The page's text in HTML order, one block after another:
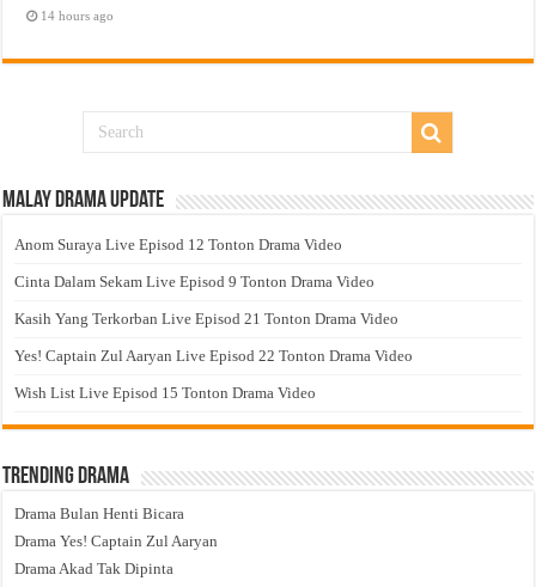
14 hours ago
Malay Drama Update
Anom Suraya Live Episod 12 Tonton Drama Video
Cinta Dalam Sekam Live Episod 9 Tonton Drama Video
Kasih Yang Terkorban Live Episod 21 Tonton Drama Video
Yes! Captain Zul Aaryan Live Episod 22 Tonton Drama Video
Wish List Live Episod 15 Tonton Drama Video
Trending Drama
Drama Bulan Henti Bicara
Drama Yes! Captain Zul Aaryan
Drama Akad Tak Dipinta